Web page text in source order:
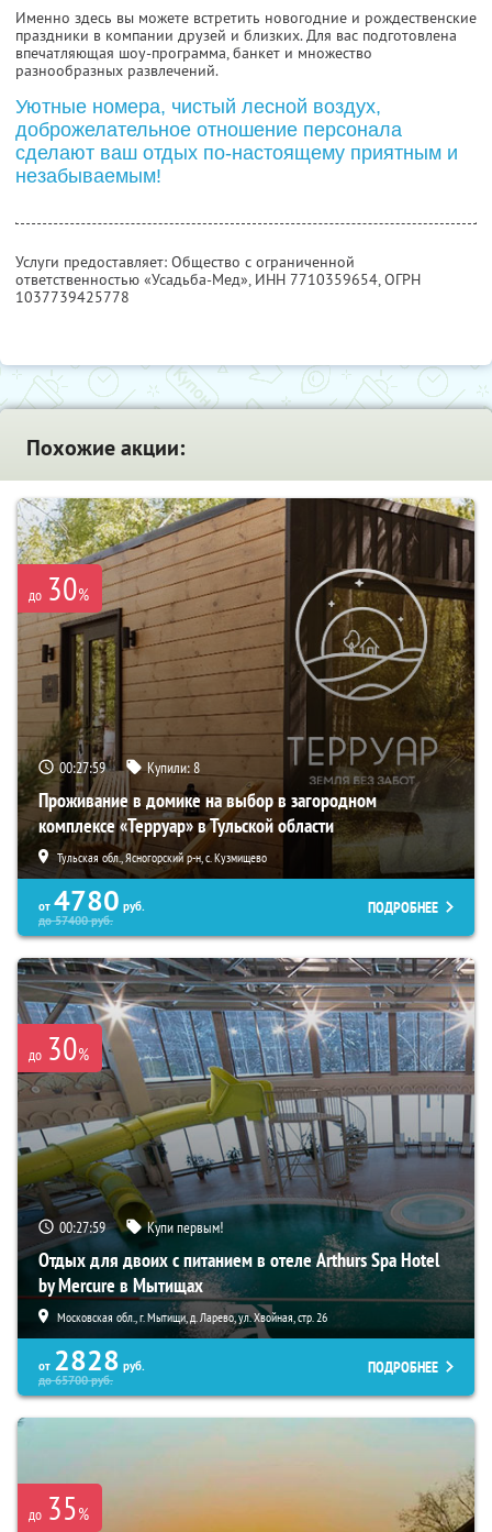
Именно здесь вы можете встретить новогодние и рождественские
праздники в компании друзей и близких. Для вас подготовлена
впечатляющая шоу-программа, банкет и множество
разнообразных развлечений.
Уютные номера, чистый лесной воздух,
доброжелательное отношение персонала
сделают ваш отдых по-настоящему приятным и
незабываемым!
Услуги предоставляет: Общество с ограниченной
ответственностью «Усадьба-Мед», ИНН 7710359654, ОГРН
1037739425778
Похожие акции:
до 30%
00:27:58 Купили:8
Проживание в домике на выбор в загородном
комплексе «Терруар» в Тульской области
Тульская обл., Ясногорский р-н, с. Кузмищево
от 4780 руб.
до57400руб.
ПОДРОБНЕЕ
до 30%
00:27:58 Купи первым!
Отдых для двоих с питанием в отеле Arthurs Spa Hotel
by Mercure в Мытищах
Московская обл., г. Мытищи, д. Ларево, ул. Хвойная, стр. 26
от 2828 руб.
до65700руб.
ПОДРОБНЕЕ
до 35%